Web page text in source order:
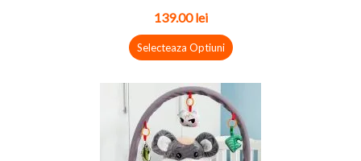
139.00lei
Selecteaza Optiuni